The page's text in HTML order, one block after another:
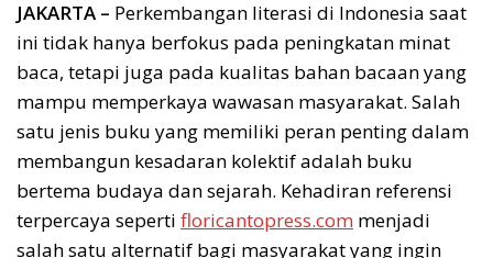
JAKARTA – Perkembangan literasi di Indonesia saat
ini tidak hanya berfokus pada peningkatan minat
baca, tetapi juga pada kualitas bahan bacaan yang
mampu memperkaya wawasan masyarakat. Salah
satu jenis buku yang memiliki peran penting dalam
membangun kesadaran kolektif adalah buku
bertema budaya dan sejarah. Kehadiran referensi
terpercaya seperti floricantopress.com menjadi
salah satu alternatif bagi masyarakat yang ingin